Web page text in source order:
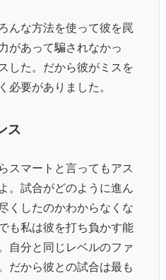
んな方法を使って彼を罠
があって騙されなかっ
した。だから彼がミスを
必要がありました。
ス
スマートと言ってもアス
。試合がどのように進ん
くしたのかわからなくな
も私は彼を打ち負かす能
自分と同じレベルのファ
だから彼との試合は最も